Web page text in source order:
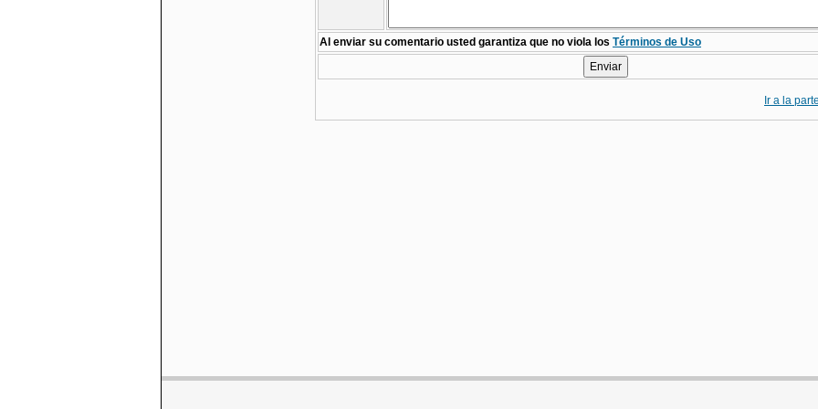
Al enviar su comentario usted garantiza que no viola los Términos de Uso
Ir a la